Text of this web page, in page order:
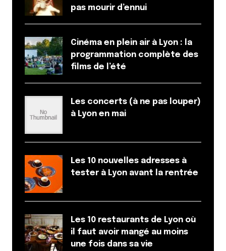
pas mourir d’ennui
Cinéma en plein air à Lyon : la
programmation complète des
films de l’été
Les concerts (à ne pas louper)
à Lyon en mai
Les 10 nouvelles adresses à
tester à Lyon avant la rentrée
Les 10 restaurants de Lyon où
il faut avoir mangé au moins
une fois dans sa vie